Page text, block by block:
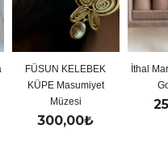
İthal Marka Dikdörtgen
Gold Küpe
250,00